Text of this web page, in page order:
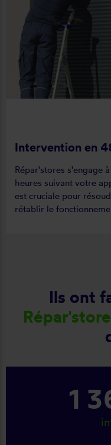
Intervention en
Répar'stores s'engage
heures suivant votre
est cruciale pour
rétablir le
Ils ont
1